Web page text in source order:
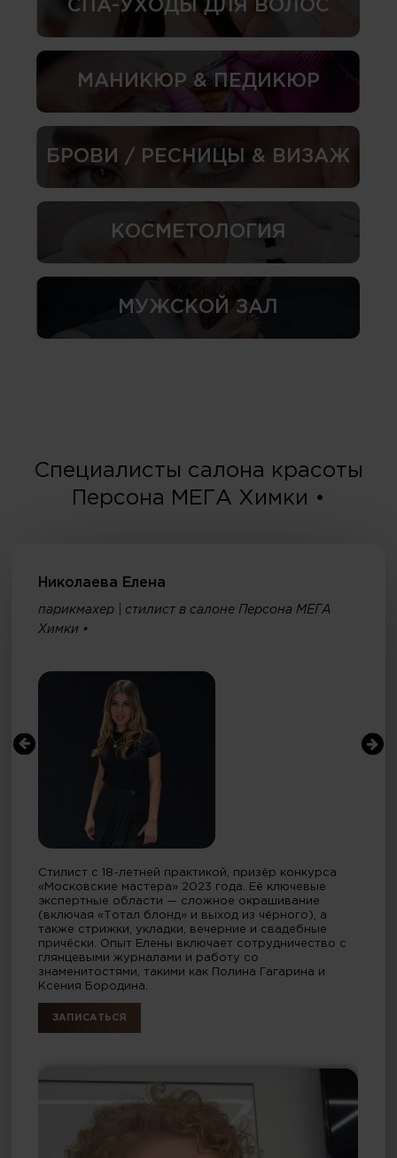
СПА-УХОДЫ ДЛЯ ВОЛОС
МАНИКЮР & ПЕДИКЮР
БРОВИ / РЕСНИЦЫ & ВИЗАЖ
КОСМЕТОЛОГИЯ
МУЖСКОЙ ЗАЛ
Специалисты салона красоты
Персона МЕГА Химки •
Николаева Елена
парикмахер | стилист в салоне Персона МЕГА
Химки •
Стилист с 18-летней практикой, призёр конкурса
«Московские мастера» 2023 года. Её ключевые
экспертные области — сложное окрашивание
(включая «Тотал блонд» и выход из чёрного), а
также стрижки, укладки, вечерние и свадебные
причёски. Опыт Елены включает сотрудничество с
глянцевыми журналами и работу со
знаменитостями, такими как Полина Гагарина и
Ксения Бородина.
ЗАПИСАТЬСЯ